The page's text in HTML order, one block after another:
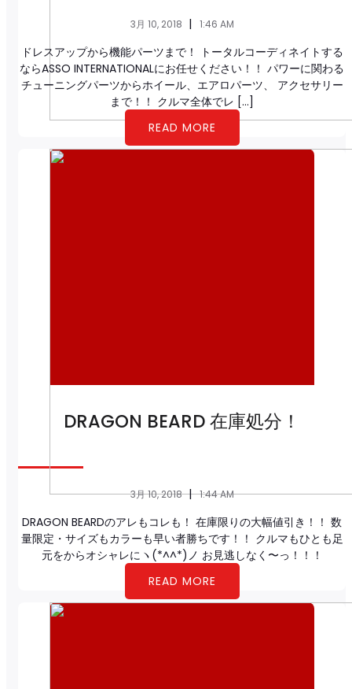
3月 10, 2018 | 1:46 AM
ドレスアップから機能パーツまで！ トータルコーディネイトする
ならASSO INTERNATIONALにお任せください！！ パワーに関わる
チューニングパーツからホイール、エアロパーツ、 アクセサリー
まで！！ クルマ全体でレ […]
READ MORE
DRAGON BEARD 在庫処分！
3月 10, 2018 | 1:44 AM
DRAGON BEARDのアレもコレも！ 在庫限りの大幅値引き！！ 数
量限定・サイズもカラーも早い者勝ちです！！ クルマもひとも足
元をからオシャレにヽ(*^^*)ノ お見逃しなく〜っ！！！
READ MORE